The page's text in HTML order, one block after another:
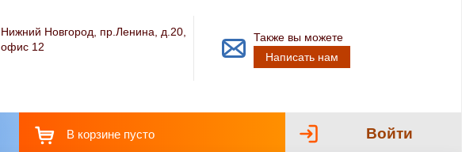
Нижний Новгород, пр.Ленина, д.20,
офис 12
Также вы можете
Написать нам
В корзине пусто Войти